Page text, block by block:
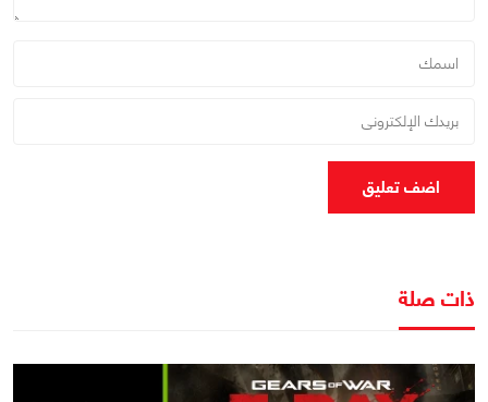
اضف تعليق
ذات صلة